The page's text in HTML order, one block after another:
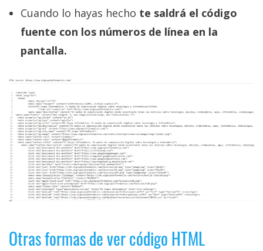
Cuando lo hayas hecho te saldrá el código
fuente con los números de línea en la
pantalla.
Otras formas de ver código HTML